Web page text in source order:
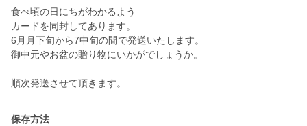
食べ頃の日にちがわかるよう
カードを同封してあります。
6月月下旬から7中旬の間で発送いたします。
御中元やお盆の贈り物にいかがでしょうか。
順次発送させて頂きます。
保存方法